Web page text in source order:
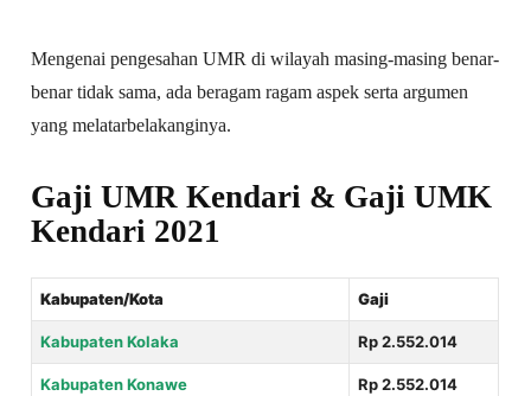
Mengenai pengesahan UMR di wilayah masing-masing benar-
benar tidak sama, ada beragam ragam aspek serta argumen
yang melatarbelakanginya.
Gaji UMR Kendari & Gaji UMK
Kendari 2021
Kabupaten/Kota Gaji
Kabupaten Kolaka Rp 2.552.014
Kabupaten Konawe Rp 2.552.014